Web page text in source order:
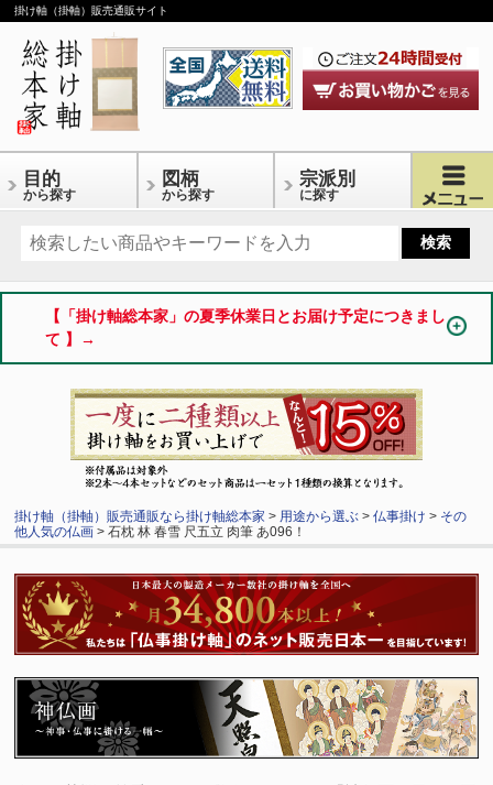
掛け軸（掛軸）販売通販サイト
目的
から探す
図柄
から探す
宗派別
に探す
【「掛け軸総本家」の夏季休業日とお届け予定につきまし
て 】→
掛け軸（掛軸）販売通販なら掛け軸総本家 > 用途から選ぶ >仏事掛け > その
他人気の仏画 > 石枕 林 春雪 尺五立 肉筆 あ096！